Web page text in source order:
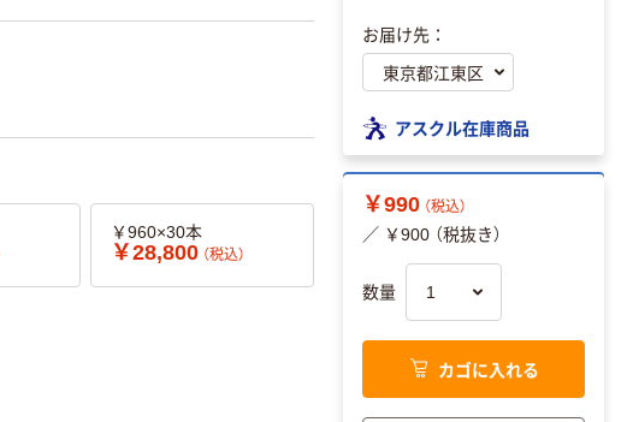
￥960×30本
￥28,800 （税込）
お届け先：
アスクル在庫商品
￥990 （税込）
／ ￥900 （税抜き）
数量
カゴに入れる